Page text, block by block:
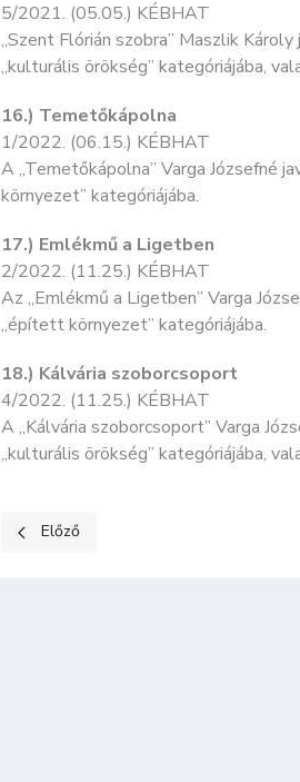
5/2021. (05.05.) KÉBHAT
„Szent Flórián szobra” Maszlik
„kulturális örökség” kategóriájába,
16.) Temetőkápolna
1/2022. (06.15.) KÉBHAT
A „Temetőkápolna” Varga Józsefné
környezet” kategóriájába.
17.) Emlékmű a Ligetben
2/2022. (11.25.) KÉBHAT
Az „Emlékmű a Ligetben” Varga
„épített környezet” kategóriájába.
18.) Kálvária szoborcsoport
4/2022. (11.25.) KÉBHAT
A „Kálvária szoborcsoport” Varga
„kulturális örökség” kategóriájába,
Előző cikk: IPARI ÉS MŰSZAKI
Előző